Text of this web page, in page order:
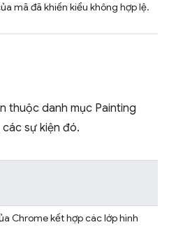
mã đã khiến kiểu không hợp lệ.
thuộc danh mục Painting
sự kiện đó.
Chrome kết hợp các lớp hình